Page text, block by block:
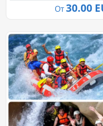
От 30.00